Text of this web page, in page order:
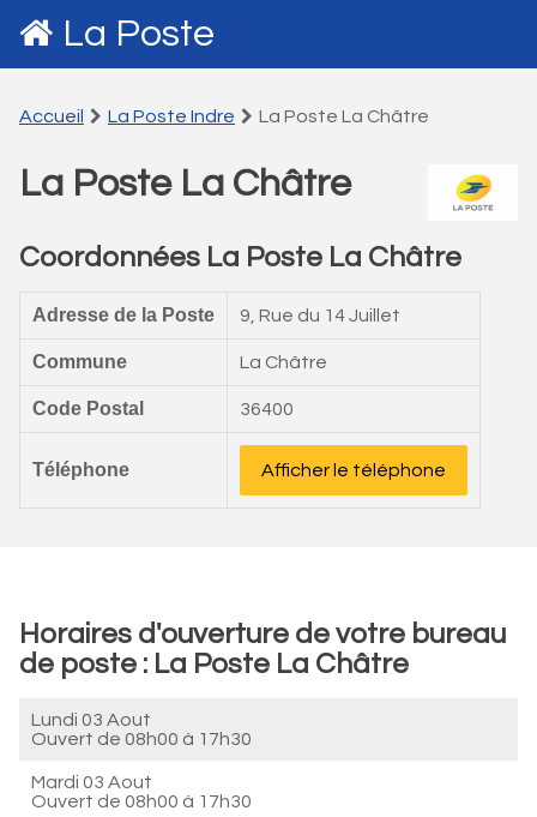
La Poste
Accueil La Poste Indre La Poste La Châtre
La Poste La Châtre
Coordonnées La Poste La Châtre
Adresse de la Poste 9, Rue du 14 Juillet
Commune La Châtre
Code Postal 36400
Téléphone Afficher le téléphone
Horaires d'ouverture de votre bureau
de poste : La Poste La Châtre
Lundi 03 Aout
Ouvert de 08h00 à 17h30
Mardi 03 Aout
Ouvert de 08h00 à 17h30